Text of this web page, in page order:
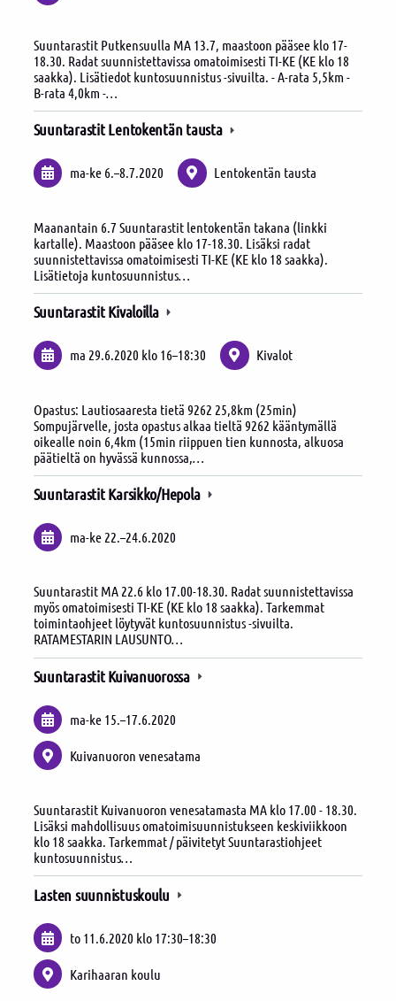
Suuntarastit Putkensuulla MA 13.7, maastoon pääsee klo 17-
18.30. Radat suunnistettavissa omatoimisesti TI-KE (KE klo 18
saakka). Lisätiedot kuntosuunnistus -sivuilta. - A-rata 5,5km -
B-rata 4,0km -…
Suuntarastit Lentokentän tausta
ma-ke 6.–8.7.2020 Lentokentän tausta
Maanantain 6.7 Suuntarastit lentokentän takana (linkki
kartalle). Maastoon pääsee klo 17-18.30. Lisäksi radat
suunnistettavissa omatoimisesti TI-KE (KE klo 18 saakka).
Lisätietoja kuntosuunnistus…
Suuntarastit Kivaloilla
ma 29.6.2020 klo 16–18:30 Kivalot
Opastus: Lautiosaaresta tietä 9262 25,8km (25min)
Sompujärvelle, josta opastus alkaa tieltä 9262 kääntymällä
oikealle noin 6,4km (15min riippuen tien kunnosta, alkuosa
päätieltä on hyvässä kunnossa,…
Suuntarastit Karsikko/Hepola
ma-ke 22.–24.6.2020
Suuntarastit MA 22.6 klo 17.00-18.30. Radat suunnistettavissa
myös omatoimisesti TI-KE (KE klo 18 saakka). Tarkemmat
toimintaohjeet löytyvät kuntosuunnistus -sivuilta.
RATAMESTARIN LAUSUNTO…
Suuntarastit Kuivanuorossa
ma-ke 15.–17.6.2020
Kuivanuoron venesatama
Suuntarastit Kuivanuoron venesatamasta MA klo 17.00 - 18.30.
Lisäksi mahdollisuus omatoimisuunnistukseen keskiviikkoon
klo 18 saakka. Tarkemmat / päivitetyt Suuntarastiohjeet
kuntosuunnistus…
Lasten suunnistuskoulu
to 11.6.2020 klo 17:30–18:30
Karihaaran koulu